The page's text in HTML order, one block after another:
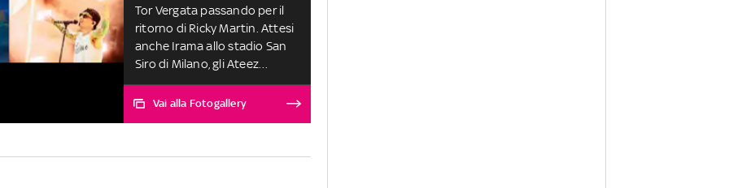
Tor Vergata passando per il
ritorno di Ricky Martin. Attesi
anche Irama allo stadio San
Siro di Milano, gli Ateez
all’Ippodromo Capannelle di
Roma e i 5ive al Parco della
Vai alla Fotogallery